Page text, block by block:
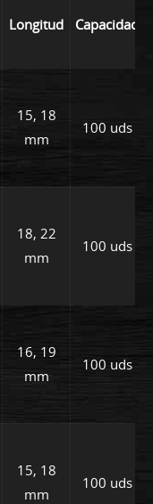
Longitud
Capacidad
15, 18
mm
100 uds
18, 22
mm
100 uds
16, 19
mm
100 uds
15, 18
mm
100 uds